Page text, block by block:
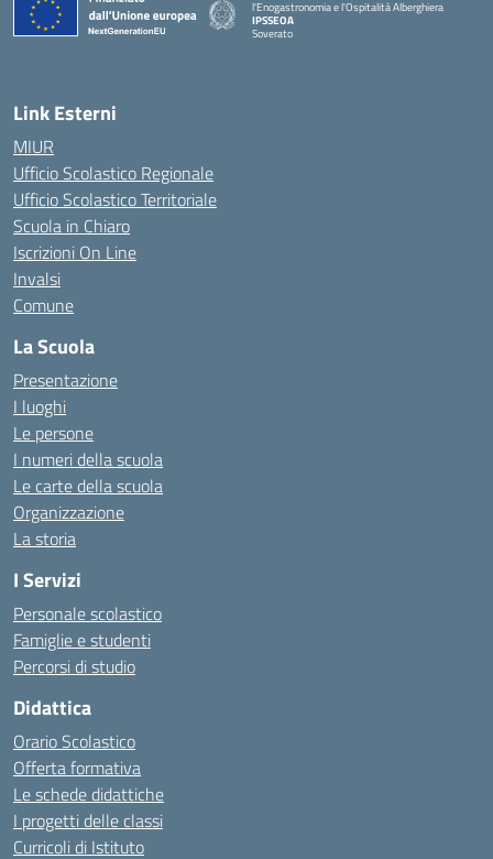
l'Enogastronomia e l'Ospitalità Alberghiera
IPSSEOA
Soverato
Link Esterni
MIUR
Ufficio Scolastico Regionale
Ufficio Scolastico Territoriale
Scuola in Chiaro
Iscrizioni On Line
Invalsi
Comune
La Scuola
Presentazione
I luoghi
Le persone
I numeri della scuola
Le carte della scuola
Organizzazione
La storia
I Servizi
Personale scolastico
Famiglie e studenti
Percorsi di studio
Didattica
Orario Scolastico
Offerta formativa
Le schede didattiche
I progetti delle classi
Curricoli di Istituto